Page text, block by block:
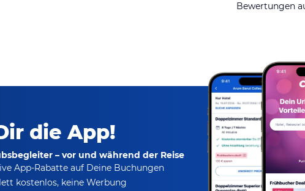
Bewertungen
die App!
– vor und während der Reise
App-Rabatteauf Deine Buchungen
kostenlos, keine Werbung